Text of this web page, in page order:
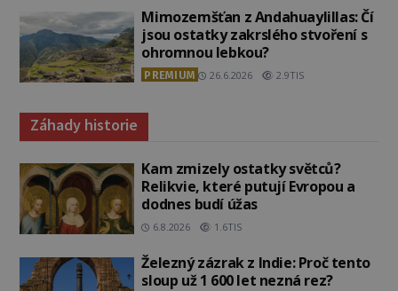
Mimozemšťan z Andahuaylillas: Čí
jsou ostatky zakrslého stvoření s
ohromnou lebkou?
PREMIUM 26.6.2026 2.9TIS
Záhady historie
Kam zmizely ostatky světců?
Relikvie, které putují Evropou a
dodnes budí úžas
6.8.2026 1.6TIS
Železný zázrak z Indie: Proč tento
sloup už 1 600 let nezná rez?